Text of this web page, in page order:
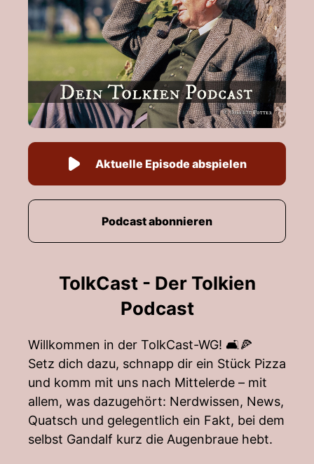
TolkCast - Der Tolkien
Podcast
Willkommen in der TolkCast-WG! 🛋️🍕
Setz dich dazu, schnapp dir ein Stück Pizza
und komm mit uns nach Mittelerde – mit
allem, was dazugehört: Nerdwissen, News,
Quatsch und gelegentlich ein Fakt, bei dem
selbst Gandalf kurz die Augenbraue hebt.
Aktuelle Episode abspielen
Podcast abonnieren